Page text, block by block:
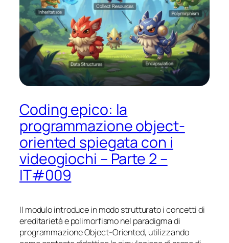
Coding epico: la
programmazione object-
oriented spiegata con i
videogiochi – Parte 2 –
IT#009
Il modulo introduce in modo strutturato i concetti di
ereditarietà e polimorfismo nel paradigma di
programmazione Object-Oriented, utilizzando